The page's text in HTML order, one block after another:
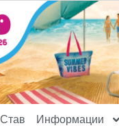
Став Информации